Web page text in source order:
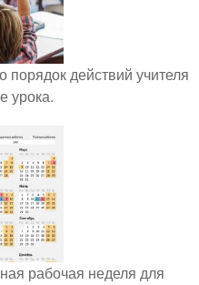
действий учителя
урока.
рабочая неделя для